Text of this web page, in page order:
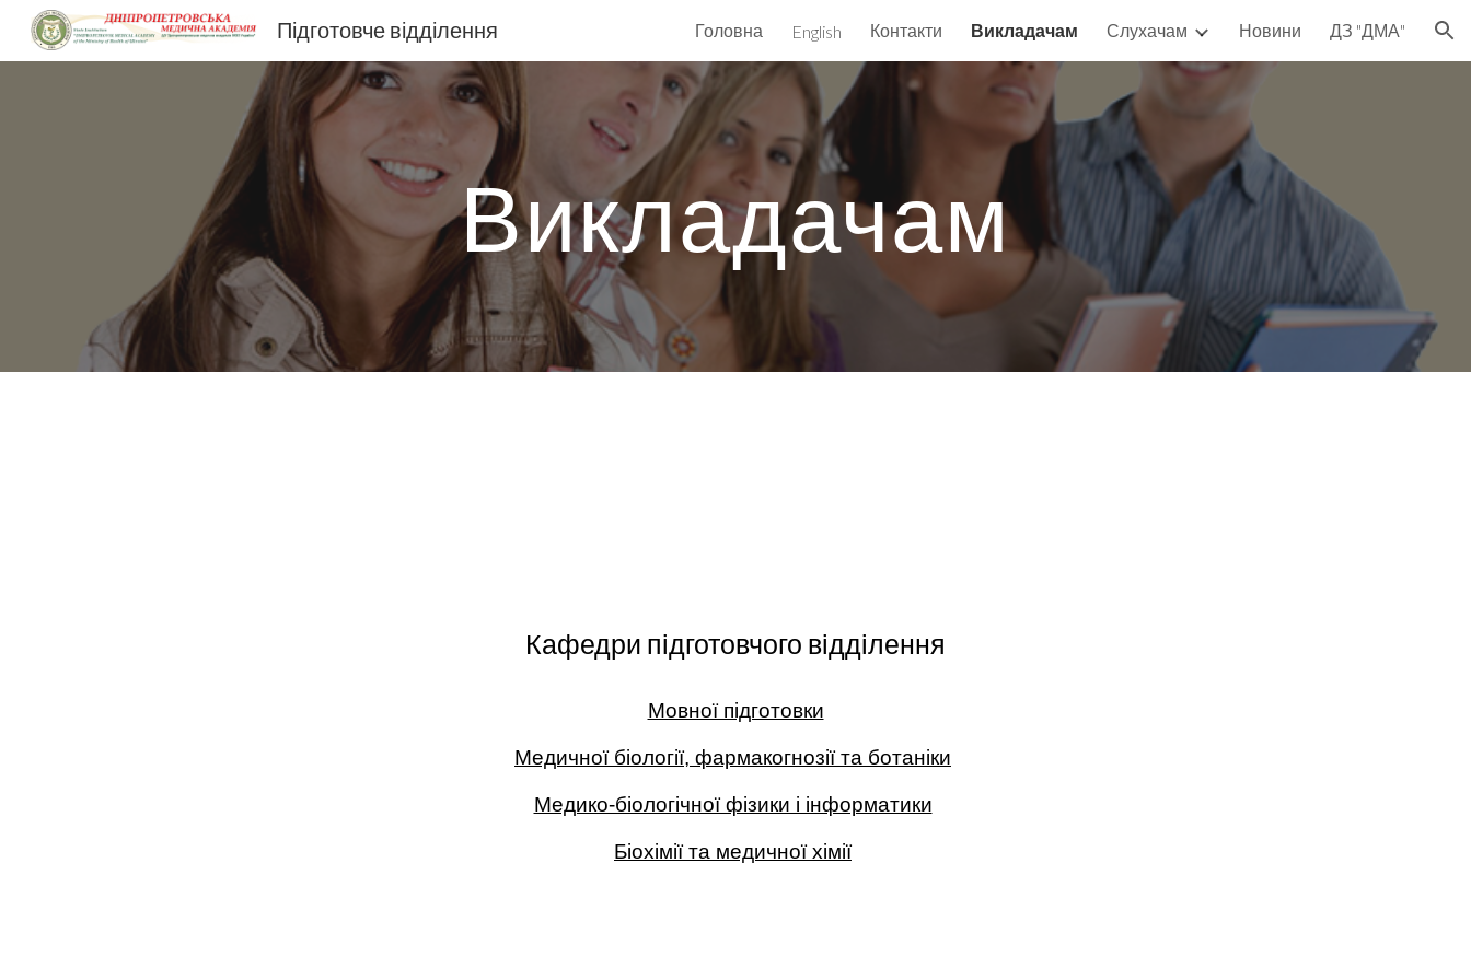
Skip to main content Skip to navigation
Підготовче відділення Головна English Контакти Викладачам Слухачам Новини ДЗ "ДМА"
Викладачам
Кафедри підготовчого відділення
Мовної підготовки
Медичної біології, фармакогнозії та ботаніки
Медико-біологічної фізики і інформатики
Біохімії та медичної хімії